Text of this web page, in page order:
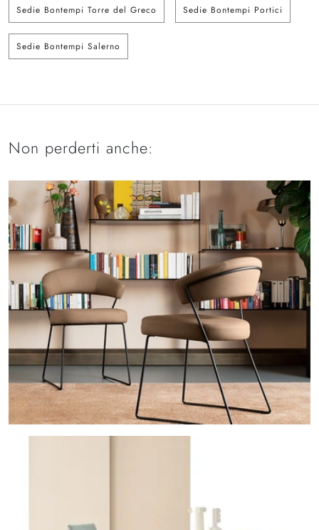
Sedie Bontempi Torre del Greco Sedie Bontempi Portici
Sedie Bontempi Salerno
Non perderti anche: